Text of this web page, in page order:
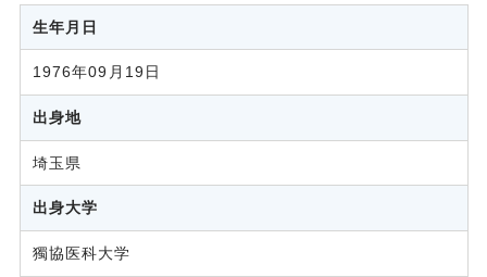
生年月日
1976年09月19日
出身地
埼玉県
出身大学
獨協医科大学